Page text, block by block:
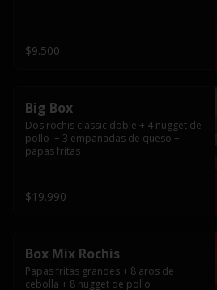
$9.500
Big Box
Dos rochis classic doble + 4 nugget de
pollo  + 3 empanadas de queso +
papas fritas
$19.990
Box Mix Rochis
Papas fritas grandes + 8 aros de
cebolla + 8 nugget de pollo